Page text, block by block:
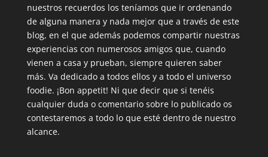
nuestros recuerdos los teníamos que ir ordenando
de alguna manera y nada mejor que a través de este
blog, en el que además podemos compartir nuestras
experiencias con numerosos amigos que, cuando
vienen a casa y prueban, siempre quieren saber
más. Va dedicado a todos ellos y a todo el universo
foodie. ¡Bon appetit! Ni que decir que si tenéis
cualquier duda o comentario sobre lo publicado os
contestaremos a todo lo que esté dentro de nuestro
alcance.